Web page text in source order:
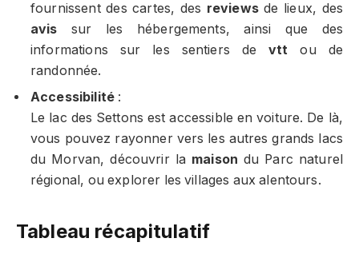
fournissent des cartes, des reviewsde lieux, des
avis sur les hébergements, ainsi que des
informations sur les sentiers devtt ou de
randonnée.
Accessibilité :
Le lac des Settons est accessible en voiture. De là,
vous pouvez rayonner vers les autres grands lacs
du Morvan, découvrir la maison du Parc naturel
régional, ou explorer les villages aux alentours.
Tableau récapitulatif